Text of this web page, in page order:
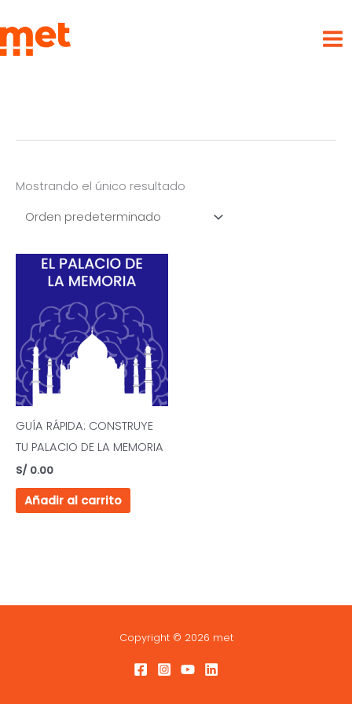
al
contenido
Mostrando el único resultado
GUÍA RÁPIDA: CONSTRUYE
TU PALACIO DE LA MEMORIA
S/ 0.00
Añadir al carrito
Copyright © 2026 met